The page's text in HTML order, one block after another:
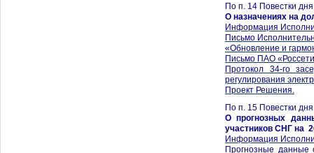
По п. 14 Повестки
О назначениях на
Информация
Письмо
«Обновление и
Письмо ПАО
Протокол 34-го
регулирования
Проект Решения.
По п. 15 Повестки
О прогнозных
участников СНГ на
Информация
Прогнозные данные